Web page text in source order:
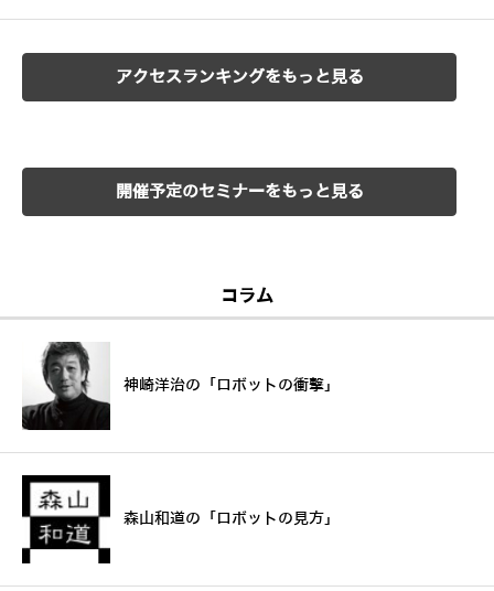
アクセスランキングをもっと見る
開催予定のセミナーをもっと見る
コラム
神崎洋治の「ロボットの衝撃」
森山和道の「ロボットの見方」